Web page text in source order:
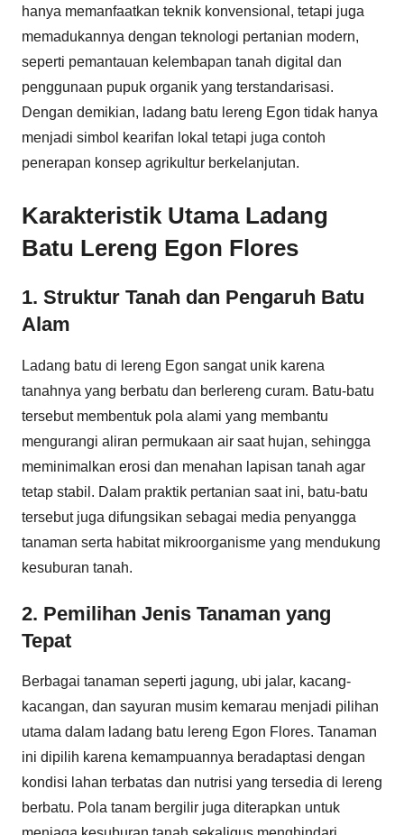
hanya memanfaatkan teknik konvensional, tetapi juga
memadukannya dengan teknologi pertanian modern,
seperti pemantauan kelembapan tanah digital dan
penggunaan pupuk organik yang terstandarisasi.
Dengan demikian, ladang batu lereng Egon tidak hanya
menjadi simbol kearifan lokal tetapi juga contoh
penerapan konsep agrikultur berkelanjutan.
Karakteristik Utama Ladang
Batu Lereng Egon Flores
1. Struktur Tanah dan Pengaruh Batu
Alam
Ladang batu di lereng Egon sangat unik karena
tanahnya yang berbatu dan berlereng curam. Batu-batu
tersebut membentuk pola alami yang membantu
mengurangi aliran permukaan air saat hujan, sehingga
meminimalkan erosi dan menahan lapisan tanah agar
tetap stabil. Dalam praktik pertanian saat ini, batu-batu
tersebut juga difungsikan sebagai media penyangga
tanaman serta habitat mikroorganisme yang mendukung
kesuburan tanah.
2. Pemilihan Jenis Tanaman yang
Tepat
Berbagai tanaman seperti jagung, ubi jalar, kacang-
kacangan, dan sayuran musim kemarau menjadi pilihan
utama dalam ladang batu lereng Egon Flores. Tanaman
ini dipilih karena kemampuannya beradaptasi dengan
kondisi lahan terbatas dan nutrisi yang tersedia di lereng
berbatu. Pola tanam bergilir juga diterapkan untuk